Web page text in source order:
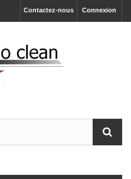
Connexion
Contactez-nous